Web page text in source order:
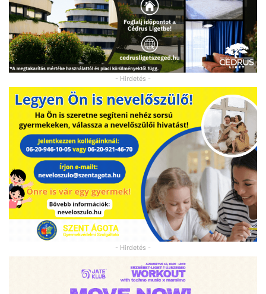
- Hirdetés -
- Hirdetés -